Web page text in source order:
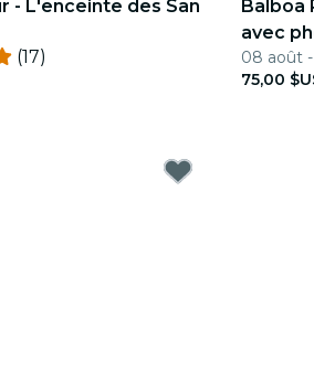
- L'enceinte des San
(17)
Balboa
avec
08 août
75,00